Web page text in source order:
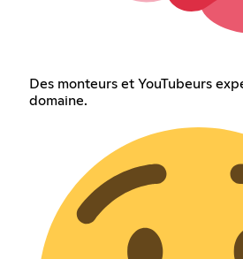
Des monteurs et YouTubeurs
domaine.